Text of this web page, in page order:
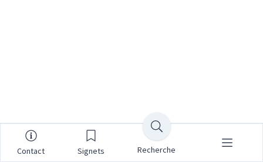
Contact Signets Recherche